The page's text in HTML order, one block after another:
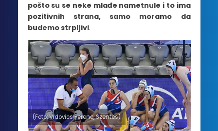
pošto su se neke mlađe nametnule i to ima
pozitivnih strana, samo moramo da
budemo strpljivi.
(Foto: Vidovics Ferenc, Szentes)